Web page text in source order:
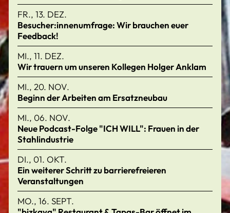
FR., 13. DEZ.
Besucher:innenumfrage: Wir brauchen euer
Feedback!
MI., 11. DEZ.
Wir trauern um unseren Kollegen Holger Anklam
MI., 20. NOV.
Beginn der Arbeiten am Ersatzneubau
MI., 06. NOV.
Neue Podcast-Folge "ICH WILL": Frauen in der
Stahlindustrie
DI., 01. OKT.
Ein weiterer Schritt zu barrierefreieren
Veranstaltungen
MO., 16. SEPT.